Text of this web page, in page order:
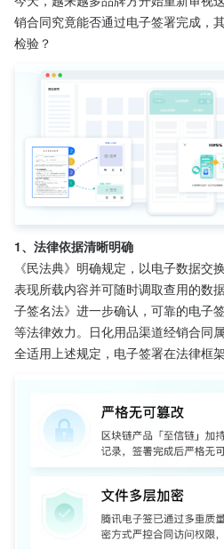
销合同究竟能否通过电子签署完成，
检验？
1、法律依据清晰明确
《民法典》明确规定，以电子数据交
表现所载内容并可随时调取查用的数
子签名法》进一步确认，可靠的电子
等法律效力。日化用品渠道经销合同
全适用上述规定，电子签署在法律框